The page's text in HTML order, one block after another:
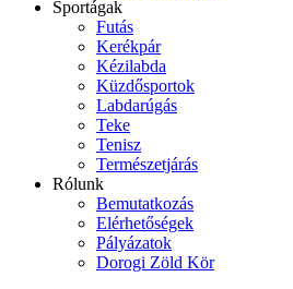
Sportágak
Futás
Kerékpár
Kézilabda
Küzdősportok
Labdarúgás
Teke
Tenisz
Természetjárás
Rólunk
Bemutatkozás
Elérhetőségek
Pályázatok
Dorogi Zöld Kör